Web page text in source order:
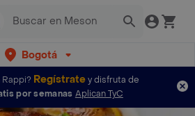
Bogotá
Rappi? Regístratey disfruta de
por semanas Aplican TyC